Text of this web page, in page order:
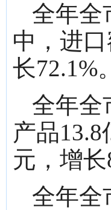
全年全
中，进
长72.1%。
全年全
产品
元，增长
全年全